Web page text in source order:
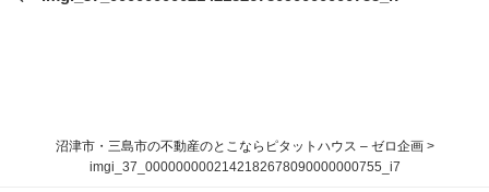
ナ
沼津市・三島市の不動産のとこならピタットハウス – ゼロ企画>
imgi_37_0000000002142182678090000000755_i7